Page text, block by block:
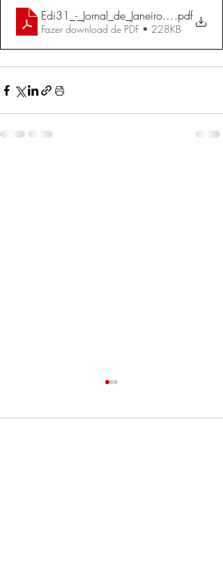
Edi31_- .pdf
Fazer download de PDF • 228KB